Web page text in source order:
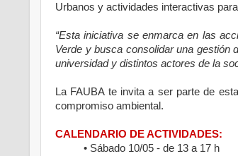
Urbanos y actividades interactivas
“Esta iniciativa se enmarca en las
Verde y busca consolidar una gestión
universidad y distintos actores de la
La FAUBA te invita a ser parte de
compromiso ambiental.
CALENDARIO DE ACTIVIDADES:
• Sábado 10/05 - de 13 a 17 h